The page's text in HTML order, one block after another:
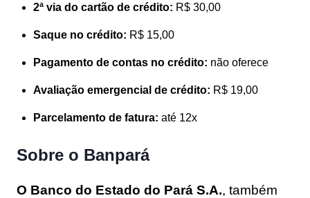
2ª via do cartão de crédito: R$ 30,00
Saque no crédito: R$ 15,00
Pagamento de contas no crédito: não oferece
Avaliação emergencial de crédito: R$ 19,00
Parcelamento de fatura: até 12x
Sobre o Banpará
O Banco do Estado do Pará S.A., também